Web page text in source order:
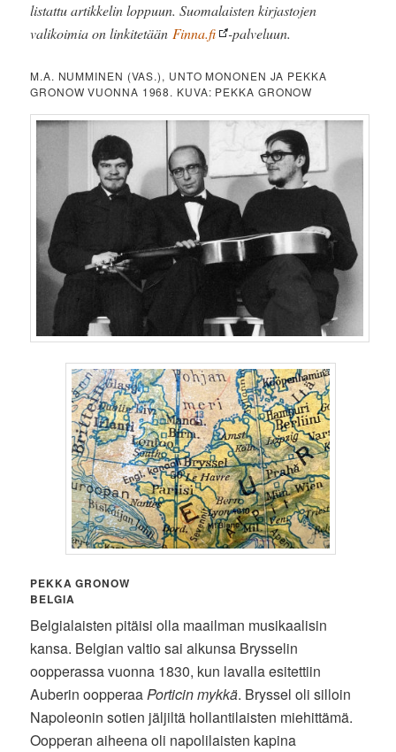
listattu artikkelin loppuun. Suomalaisten kirjastojen
valikoimia on linkitetäänFinna.fi -palveluun.
M.A. NUMMINEN (VAS.), UNTO MONONEN JA PEKKA
GRONOW VUONNA 1968. KUVA: PEKKA GRONOW
PEKKA GRONOW
BELGIA
Belgialaisten pitäisi olla maailman musikaalisin
kansa. Belgian valtio sai alkunsa Brysselin
oopperassa vuonna 1830, kun lavalla esitettiin
Auberin oopperaaPorticin mykkä. Bryssel oli silloin
Napoleonin sotien jäljiltä hollantilaisten miehittämä.
Oopperan aiheena oli napolilaisten kapina